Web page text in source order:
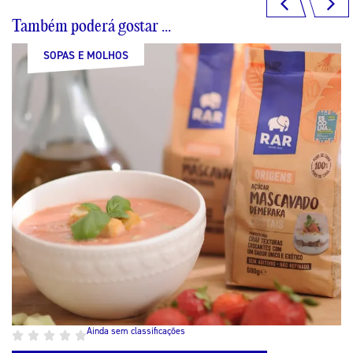
Também poderá gostar ...
SOPAS E MOLHOS
Ainda sem classificações
SOPAS E MOLHOS
Ainda sem classificações
SOPAS E MOLHOS
Ainda sem classificações
SOPAS E MOLHOS
Ainda sem classificações